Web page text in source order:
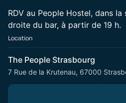
​RDV au People Hostel, dans
droite du bar, à partir de 19 h.
Location
The People Strasbourg
7 Rue de la Krutenau, 67000